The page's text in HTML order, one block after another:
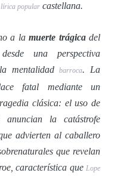
lírica popular castellana.
a lamuerte trágicadel
una perspectiva
mentalidadbarroca. La
fatal mediante un
clásica: el uso de
anuncian la catástrofe
advierten al caballero
que revelan
característica que Lope